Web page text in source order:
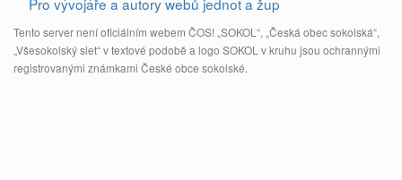
Tento server není oficiálním webem ČOS! „SOKOL“, „Česká obec sokolská“,
„Všesokolský slet“ v textové podobě a logo SOKOL v kruhu jsou ochrannými
registrovanými známkami České obce sokolské.